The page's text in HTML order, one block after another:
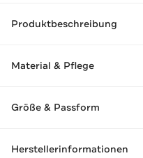
Produktbeschreibung
Material & Pflege
Größe & Passform
Herstellerinformationen